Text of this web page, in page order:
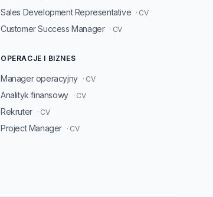
Sales Development Representative · CV
Customer Success Manager · CV
OPERACJE I BIZNES
Manager operacyjny · CV
Analityk finansowy · CV
Rekruter · CV
Project Manager · CV